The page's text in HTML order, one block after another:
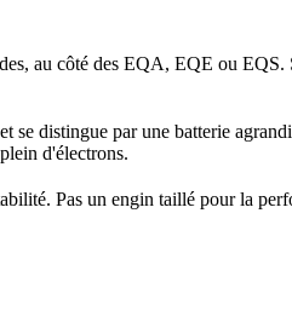
au côté des EQA, EQE ou EQS.
se distingue par une batterie
d'électrons.
Pas un engin taillé pour la